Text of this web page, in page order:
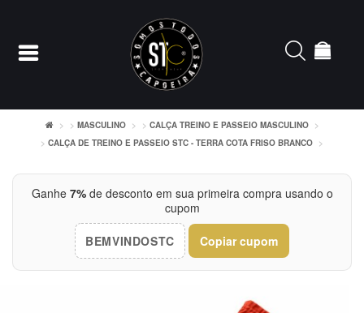
Cadastrar
ACESSÓRIOS
MASCULINO
CALÇA TREINO E PASSEIO MASCULINO
CALÇA DE TREINO E PASSEIO STC - TERRA COTA FRISO BRANCO
Ganhe 7%de desconto em sua primeira compra usando o
cupom
BEMVINDOSTC Copiar cupom